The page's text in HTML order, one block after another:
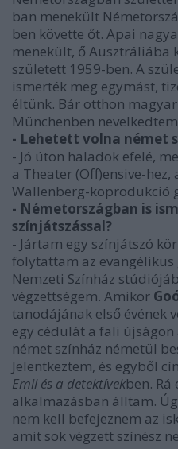
ban menekült
ben követte őt. Apai
menekült, ő Ausztráliába
született 1959-ben. A
ismerték meg egymást,
éltünk. Bár otthon
Münchenben
- Lehetett volna német
- Jó úton haladok efelé,
a Theater (Off)ensive-hez,
Wallenberg-koprodukció
- Németországban is
színjátszással?
- Jártam egy színjátszó
folytattam az
Nemzeti Színház
végzettségem. Amikor
tanodájának első évének
egy cédulát a fali újságon
német színház németül
Jelentkeztem, és egyből
Emil és a detektívekben.
alkalmazásban álltam.
nem kell befejeznem az
amit sok végzett színész